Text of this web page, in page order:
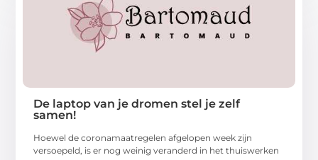
De laptop van je dromen stel je zelf
samen!
Hoewel de coronamaatregelen afgelopen week zijn
versoepeld, is er nog weinig veranderd in het thuiswerken